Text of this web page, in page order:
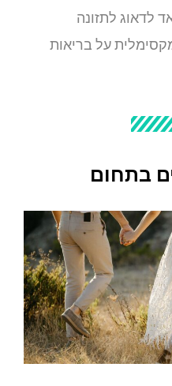
לדאוג לתזונה
על בריאות
בתחום